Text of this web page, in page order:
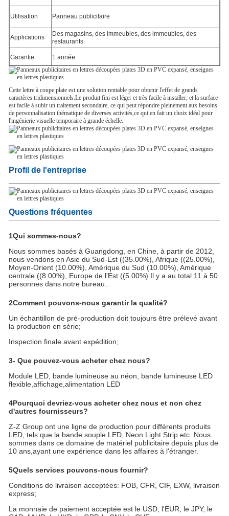
Utilisation Panneau publicitaire
Applications
Des magasins, des immeubles, des immeubles, des
restaurants
Garantie 1 année
Cette lettre à coupe plate est une solution rentable pour obtenir l'effet de grands
caractères tridimensionnels.Le produit fini est léger et très facile à installer; et la surface
est facile à subir un traitement secondaire, ce qui peut répondre pleinement aux besoins
de personnalisation thématique de diverses activités,ce qui en fait un choix idéal pour
l'ingénierie visuelle temporaire à grande échelle.
Profil de l'entreprise
Questions fréquentes
1Qui sommes-nous?
Nous sommes basés à Guangdong, en Chine, à partir de 2012,
nous vendons en Asie du Sud-Est ((35.00%), Afrique ((25.00%),
Moyen-Orient (10.00%), Amérique du Sud (10.00%), Amérique
centrale ((8.00%), Europe de l'Est ((5.00%).Il y a au total 11 à 50
personnes dans notre bureau..
2Comment pouvons-nous garantir la qualité?
Un échantillon de pré-production doit toujours être prélevé avant
la production en série;
Inspection finale avant expédition;
3- Que pouvez-vous acheter chez nous?
Module LED, bande lumineuse au néon, bande lumineuse LED
flexible,affichage,alimentation LED
4Pourquoi devriez-vous acheter chez nous et non chez
d'autres fournisseurs?
Z-Z Group ont une ligne de production pour différents produits
LED, tels que la bande souple LED, Neon Light Strip etc. Nous
sommes dans ce domaine de matériel publicitaire depuis plus de
10 ans,ayant une expérience dans les affaires à l'étranger.
5Quels services pouvons-nous fournir?
Conditions de livraison acceptées: FOB, CFR, CIF, EXW, livraison
express;
La monnaie de paiement acceptée est le USD, l'EUR, le JPY, le